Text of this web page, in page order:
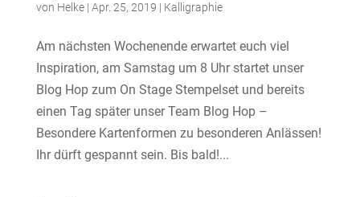
von Helke| Apr. 25, 2019 | Kalligraphie
Am nächsten Wochenende erwartet euch viel
Inspiration, am Samstag um 8 Uhr startet unser
Blog Hop zum On Stage Stempelset und bereits
einen Tag später unser Team Blog Hop –
Besondere Kartenformen zu besonderen Anlässen!
Ihr dürft gespannt sein. Bis bald!...